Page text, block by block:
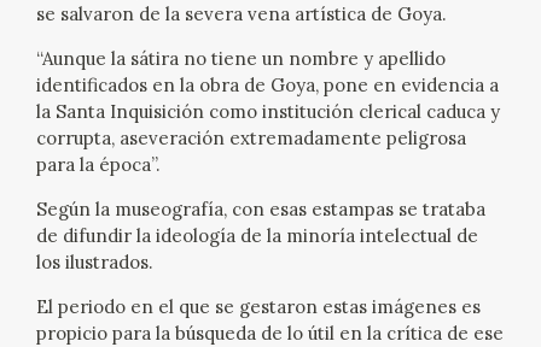
PREMIO ARAGÓN GOYA
EDICIONES
TIENDA ONLINE
se salvaron de la severa vena artística de Goya.
“Aunque la sátira no tiene un nombre y apellido
identificados en la obra de Goya, pone en evidencia a
la Santa Inquisición como institución clerical caduca y
corrupta, aseveración extremadamente peligrosa
para la época”.
Según la museografía, con esas estampas se trataba
de difundir la ideología de la minoría intelectual de
los ilustrados.
El periodo en el que se gestaron estas imágenes es
propicio para la búsqueda de lo útil en la crítica de ese